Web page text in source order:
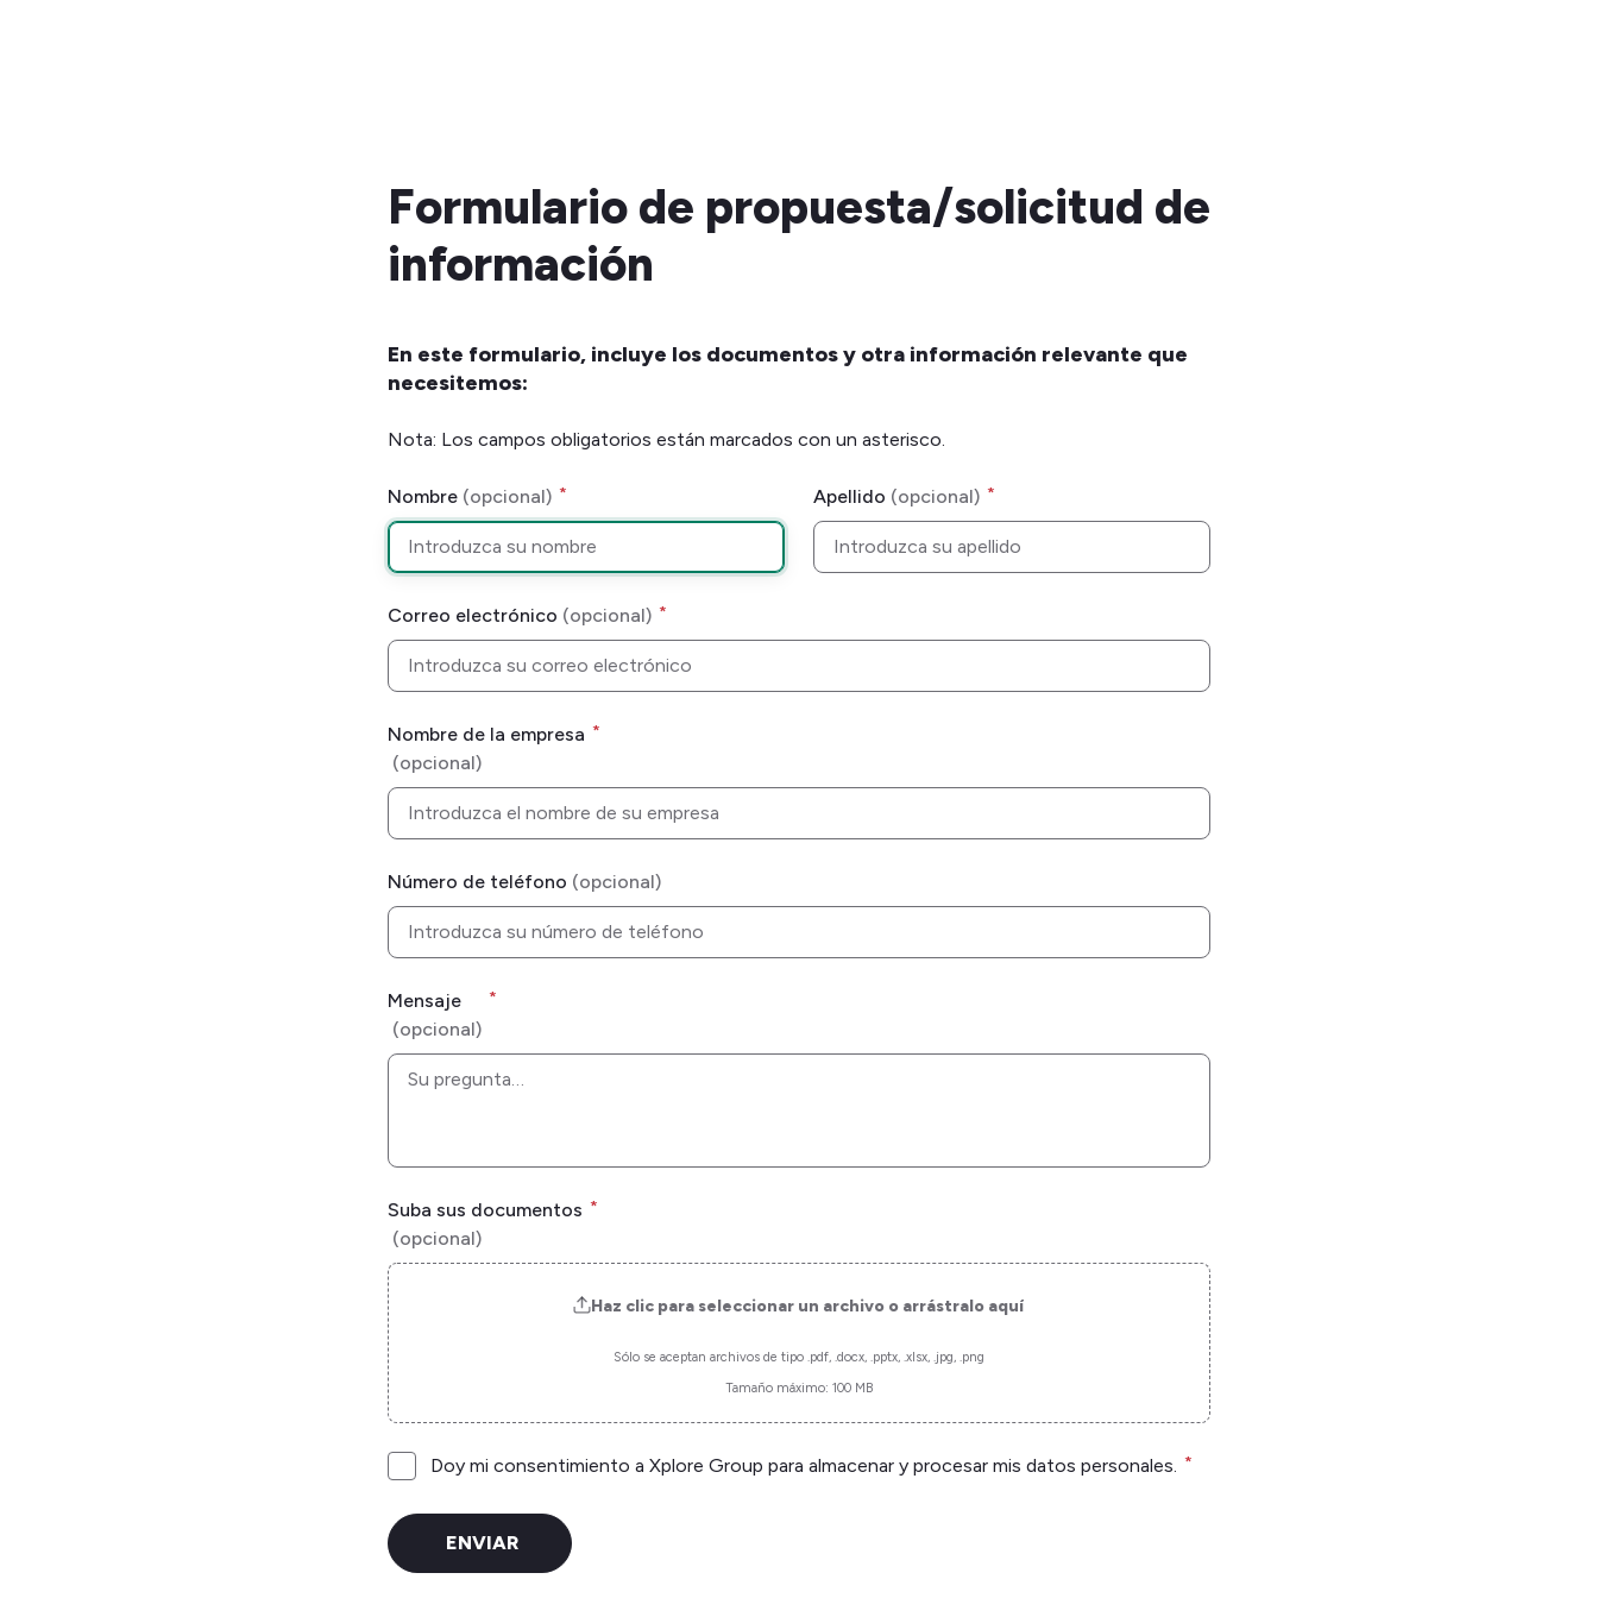
Formulario de propuesta/solicitud de
información
En este formulario, incluye los documentos y otra información relevante que
necesitemos:
Nota: Los campos obligatorios están marcados con un asterisco.
Nombre * Apellido *
Correo electrónico *
Nombre de la empresa *
Número de teléfono
Mensaje *
Suba sus documentos *
Haz clic para seleccionar un archivo o arrástralo aquí
Sólo se aceptan archivos de tipo .pdf, .docx, .pptx, .xlsx, .jpg, .png
Tamaño máximo: 100 MB
Consentimientos
Doy mi consentimiento a Xplore Group para almacenar y procesar mis datos personales. *
ENVIAR